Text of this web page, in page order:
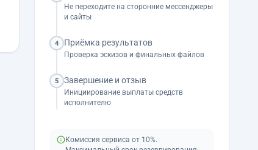
Не переходите на сторонние мессенджеры
и сайты
4 Приёмка результатов
Проверка эскизов и финальных файлов
5 Завершение и отзыв
Инициирование выплаты средств
исполнителю
Комиссия сервиса от 10%.